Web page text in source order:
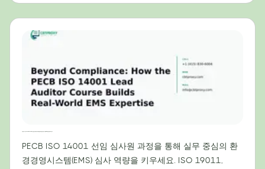
PECB ISO 14001 선임 심사원 과정을 통해 실무 중심의 환
경경영시스템(EMS) 심사 역량을 키우세요. ISO 19011,